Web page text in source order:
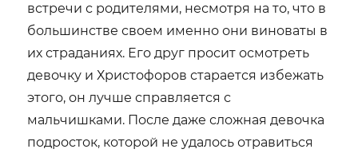
встречи с родителями, несмотря на то, что в
большинстве своем именно они виноваты в
их страданиях. Его друг просит осмотреть
девочку и Христофоров старается избежать
этого, он лучше справляется с
мальчишками. После даже сложная девочка
подросток, которой не удалось отравиться